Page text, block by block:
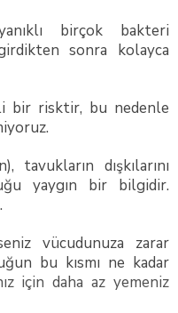
birçok bakteri
sonra kolayca
bir risktir, bu nedenle
tavukların dışkılarını
yaygın bir bilgidir.
vücudunuza zarar
bu kısmı ne kadar
için daha az yemeniz